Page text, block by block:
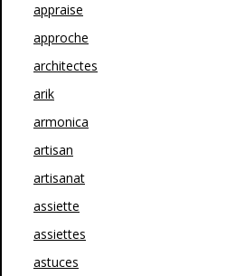
appraise
approche
architectes
arik
armonica
artisan
artisanat
assiette
assiettes
astuces